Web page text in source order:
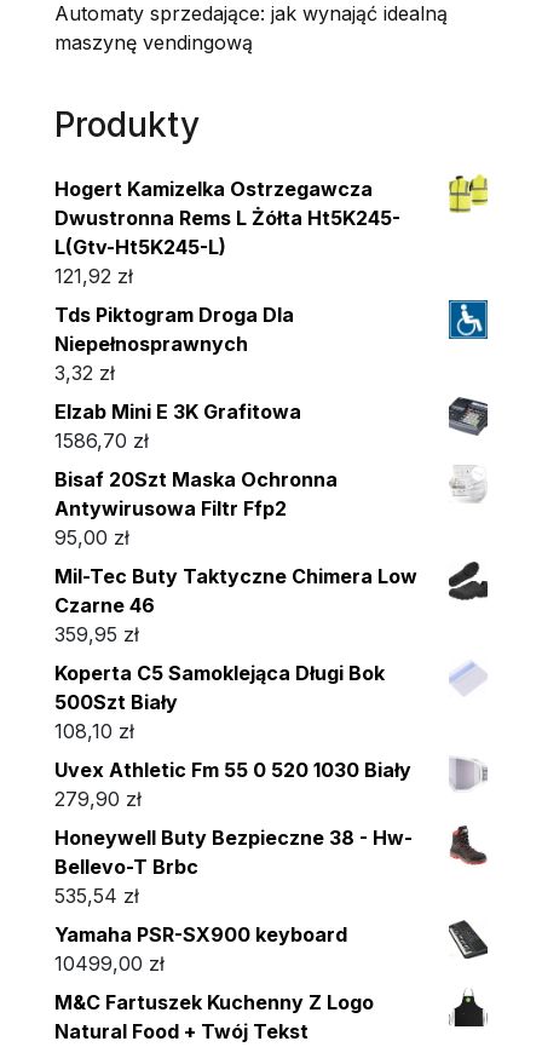
Automaty sprzedające: jak wynająć idealną
maszynę vendingową
Produkty
Hogert Kamizelka Ostrzegawcza
Dwustronna Rems L Żółta Ht5K245-
L(Gtv-Ht5K245-L)
121,92 zł
Tds Piktogram Droga Dla
Niepełnosprawnych
3,32 zł
Elzab Mini E 3K Grafitowa
1586,70 zł
Bisaf 20Szt Maska Ochronna
Antywirusowa Filtr Ffp2
95,00 zł
Mil-Tec Buty Taktyczne Chimera Low
Czarne 46
359,95 zł
Koperta C5 Samoklejąca Długi Bok
500Szt Biały
108,10 zł
Uvex Athletic Fm 55 0 520 1030 Biały
279,90 zł
Honeywell Buty Bezpieczne 38 - Hw-
Bellevo-T Brbc
535,54 zł
Yamaha PSR-SX900 keyboard
10499,00 zł
M&C Fartuszek Kuchenny Z Logo
Natural Food + Twój Tekst